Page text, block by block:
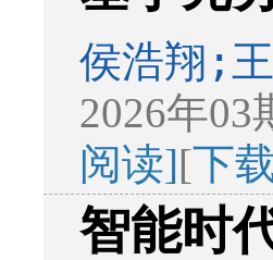
侯浩翔;
2026年03
阅读][下
智能时